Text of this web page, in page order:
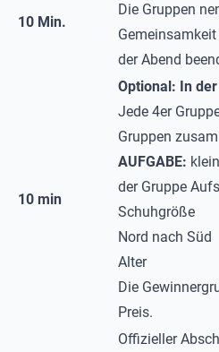
10 Min.
Die Gruppen
der Abend
10 min
Optional: In
Jede 4er
Gruppen
AUFGABE:
der Gruppe
Schuhgröße
Nord nach Süd
Alter
Die
Preis.
Offizieller